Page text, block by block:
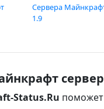
Сервера
1.9
Status.Ru